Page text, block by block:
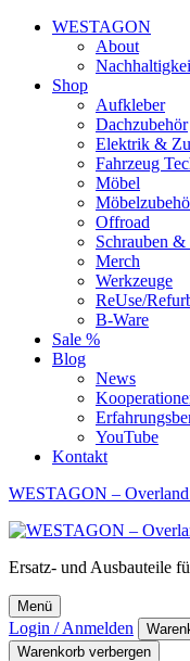
WESTAGON
About
Shop
Aufkleber
Dachzubehör
Elektrik &
Fahrzeug
Möbel
Offroad
Schrauben
Merch
Werkzeuge
ReUse/
B-Ware
Sale %
Blog
News
YouTube
Kontakt
WESTAGON –
Ersatz- und Ausbauteile
Menü
Login / Anmelden
Warenkorb verbergen